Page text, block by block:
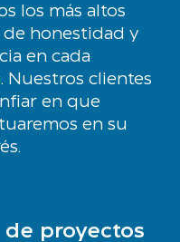
los más altos
de honestidad y
en cada
Nuestros clientes
en que
en su
de proyectos